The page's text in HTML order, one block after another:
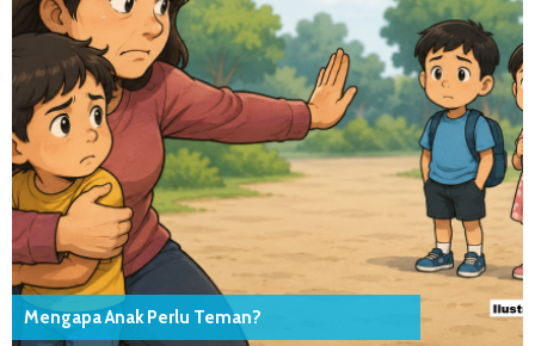
Mengapa Anak Perlu Teman?